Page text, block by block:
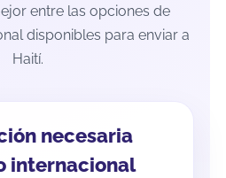
entre las opciones de
disponibles para enviar a
Haití.
necesaria
internacional